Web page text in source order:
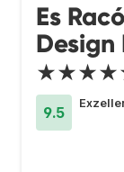
Es
Design
9.5